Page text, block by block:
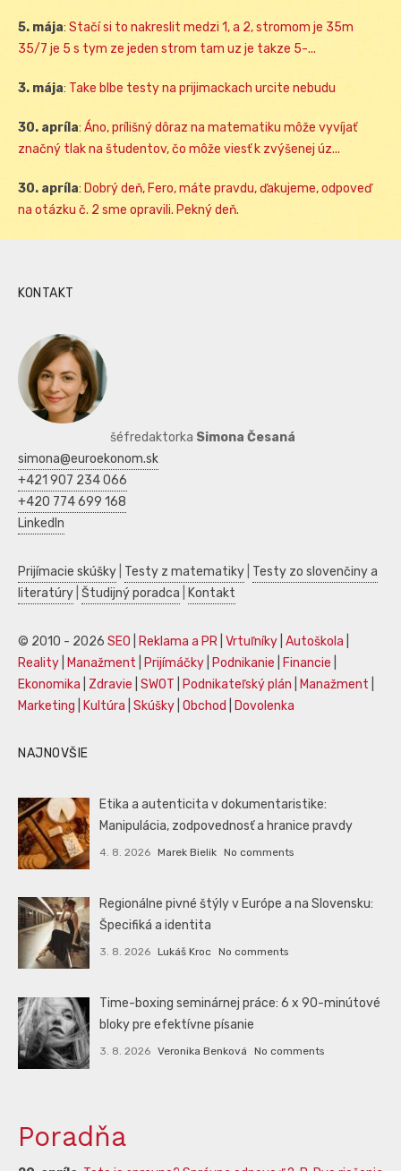
5. mája: Stačí si to nakreslit medzi 1, a 2, stromom je 35m
35/7 je 5 s tym ze jeden strom tam uz je takze 5-...
3. mája: Take blbe testy na prijimackach urcite nebudu
30. apríla: Áno, prílišný dôraz na matematiku môže vyvíjať
značný tlak na študentov, čo môže viesť k zvýšenej úz...
30. apríla: Dobrý deň, Fero, máte pravdu, ďakujeme, odpoveď
na otázku č. 2 sme opravili. Pekný deň.
KONTAKT
šéfredaktorka Simona Česaná
simona@euroekonom.sk
+421 907 234 066
+420 774 699 168
LinkedIn
Prijímacie skúšky Testy z matematiky Testy zo slovenčiny a
literatúry Študijný poradca Kontakt
© 2010 - 2026 SEO Reklama a PR Vrtuľníky Autoškola
Reality
Manažment Prijímáčky Podnikanie Financie
Ekonomika
Zdravie SWOT Podnikateľský plán Manažment
Marketing
Kultúra Skúšky Obchod Dovolenka
NAJNOVŠIE
Etika a autenticita v dokumentaristike:
Manipulácia, zodpovednosť a hranice pravdy
4. 8. 2026 Marek Bielik No comments
Regionálne pivné štýly v Európe a na Slovensku:
Špecifiká a identita
3. 8. 2026 Lukáš Kroc No comments
Time-boxing seminárnej práce: 6 x 90-minútové
bloky pre efektívne písanie
3. 8. 2026 Veronika Benková No comments
Poradňa